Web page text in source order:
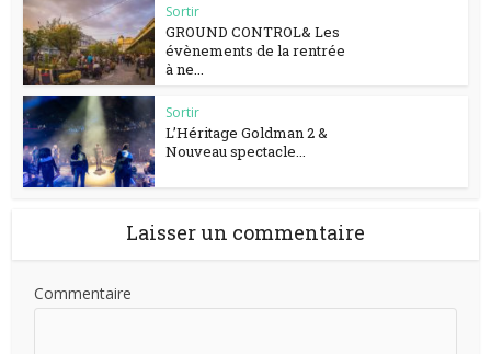
Sortir
GROUND CONTROL& Les
évènements de la rentrée
à ne...
Sortir
L’Héritage Goldman 2 &
Nouveau spectacle...
Laisser un commentaire
Commentaire